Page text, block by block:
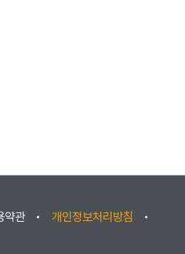
약관 개인정보처리방침